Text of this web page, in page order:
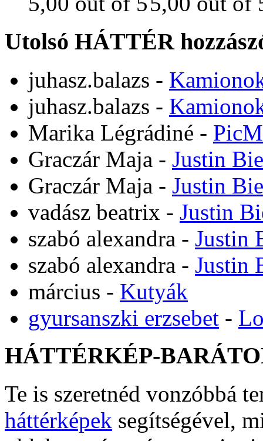
Utolsó HÁTTÉR
juhasz.balazs -
juhasz.balazs -
Marika Légrádiné -
Graczár Maja - Justin
Graczár Maja - Justin
vadász beatrix - Justin
szabó alexandra - Justin
szabó alexandra - Justin
március - Kutyák
gyursanszki erzsebet -
HÁTTÉRKÉP-
Te is szeretnéd vonzóbbá
háttérképek segítségével,